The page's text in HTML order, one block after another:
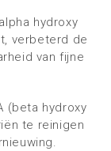
hydroxy
verbeterd de
van fijne
(beta hydroxy
te reinigen